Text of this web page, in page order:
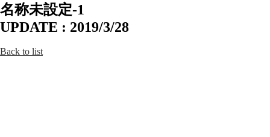
名称未設定-1
UPDATE : 2019/3/28
Back to list